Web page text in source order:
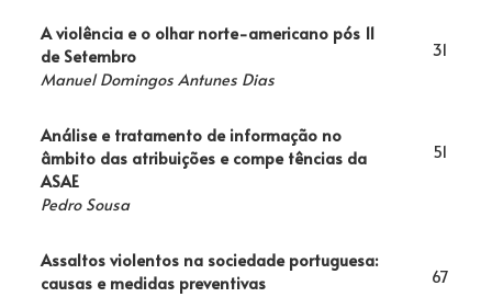
A violência e o olhar norte-americano pós 11
de Setembro
Manuel Domingos Antunes Dias
31
Análise e tratamento de informação no
âmbito das atribuições e compe­ tências da
ASAE
Pedro Sousa
51
Assaltos violentos na sociedade portuguesa:
causas e medidas preventivas
67